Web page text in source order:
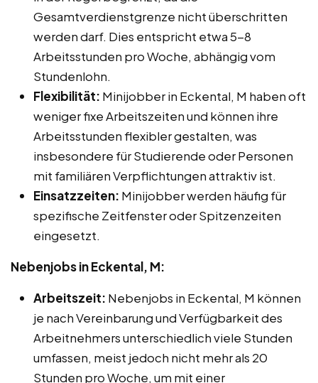
Gesamtverdienstgrenze nicht überschritten
werden darf. Dies entspricht etwa 5-8
Arbeitsstunden pro Woche, abhängig vom
Stundenlohn.
Flexibilität: Minijobber in Eckental, M haben oft
weniger fixe Arbeitszeiten und können ihre
Arbeitsstunden flexibler gestalten, was
insbesondere für Studierende oder Personen
mit familiären Verpflichtungen attraktiv ist.
Einsatzzeiten: Minijobber werden häufig für
spezifische Zeitfenster oder Spitzenzeiten
eingesetzt.
Nebenjobs in Eckental, M:
Arbeitszeit: Nebenjobs in Eckental, M können
je nach Vereinbarung und Verfügbarkeit des
Arbeitnehmers unterschiedlich viele Stunden
umfassen, meist jedoch nicht mehr als 20
Stunden pro Woche, um mit einer